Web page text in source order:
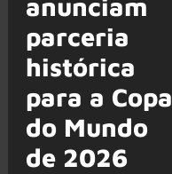
anunciam
parceria
histórica
para a Copa
do Mundo
de 2026